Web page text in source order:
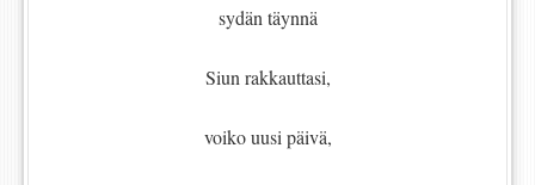
sydän täynnä
Siun rakkauttasi,
voiko uusi päivä,